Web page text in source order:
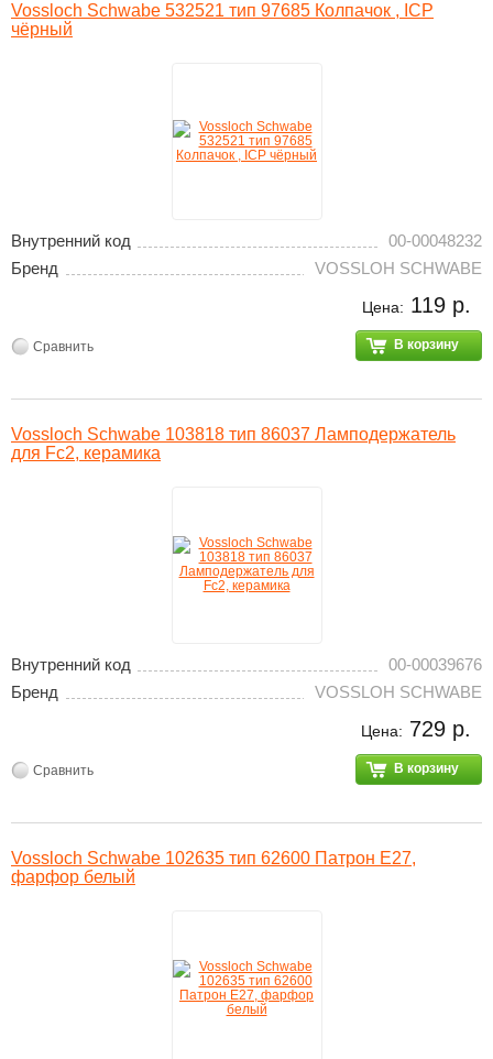
Vossloch Schwabe 532521 тип 97685 Колпачок , ICP
чёрный
Внутренний код
00-00048232
Бренд
VOSSLOH SCHWABE
Цена: 119 р.
В корзину
Сравнить
Vossloch Schwabe 103818 тип 86037 Ламподержатель
для Fc2, керамика
Внутренний код
00-00039676
Бренд
VOSSLOH SCHWABE
Цена: 729 р.
В корзину
Сравнить
Vossloch Schwabe 102635 тип 62600 Патрон E27,
фарфор белый